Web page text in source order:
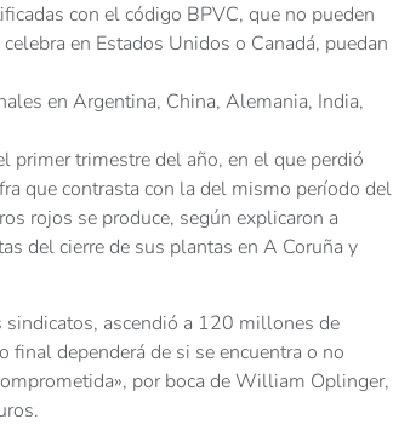
con el código BPVC, que no pueden
en Estados Unidos o Canadá, puedan
en Argentina, China, Alemania, India,
primer trimestre del año, en el que perdió
que contrasta con la del mismo período del
rojos se produce, según explicaron a
del cierre de sus plantas en A Coruña y
sindicatos, ascendió a 120 millones de
dependerá de si se encuentra o no
por boca de William Oplinger,